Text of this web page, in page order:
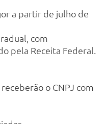
a partir de julho de
com
pela Receita Federal.
o CNPJ com